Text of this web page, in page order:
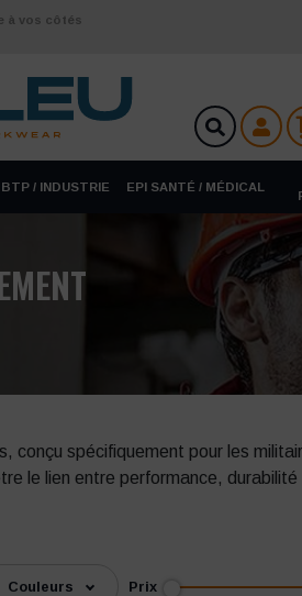
à vos côtés
BTP / INDUSTRIE EPI SANTÉ / MÉDICAL
spécifiquement pour les
le lien entre performance,
Couleurs Prix